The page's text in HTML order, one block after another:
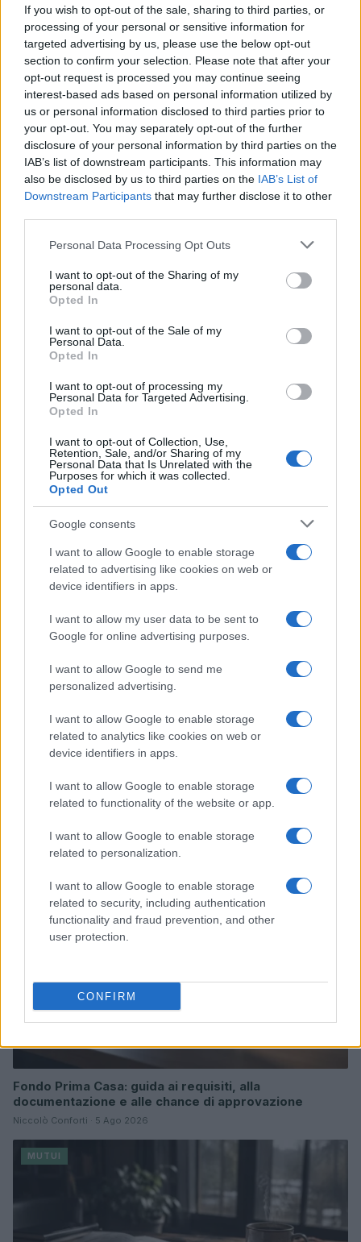
If you wish to opt-out of the sale, sharing to third parties, or
processing of your personal or sensitive information for
targeted advertising by us, please use the below opt-out
section to confirm your selection. Please note that after your
opt-out request is processed you may continue seeing
interest-based ads based on personal information utilized by
us or personal information disclosed to third parties prior to
your opt-out. You may separately opt-out of the further
disclosure of your personal information by third parties on the
IAB’s list of downstream participants. This information may
also be disclosed by us to third parties on the IAB’s List of
Downstream Participants that may further disclose it to other
Please note that this website/app uses one or more Google
not limited to your visit or usage behaviour. You may click to
grant or deny consent to Google and its third-party tags to
use your data for below specified purposes in below Google
consent section.
Personal Data Processing Opt Outs
I want to opt-out of the Sharing of my
personal data.
Opted In
I want to opt-out of the Sale of my
Personal Data.
Opted In
I want to opt-out of processing my
Personal Data for Targeted Advertising.
Opted In
I want to opt-out of Collection, Use,
Retention, Sale, and/or Sharing of my
Personal Data that Is Unrelated with the
Purposes for which it was collected.
Opted Out
Google consents
I want to allow Google to enable storage
related to advertising like cookies on web or
device identifiers in apps.
I want to allow my user data to be sent to
Google for online advertising purposes.
I want to allow Google to send me
personalized advertising.
I want to allow Google to enable storage
related to analytics like cookies on web or
device identifiers in apps.
I want to allow Google to enable storage
related to functionality of the website or app.
I want to allow Google to enable storage
related to personalization.
I want to allow Google to enable storage
related to security, including authentication
functionality and fraud prevention, and other
user protection.
CONFIRM
Differenze tra mutuo fondiario e ipotecario
Il mutuo fondiario si differenzia dal mutuo ipotecario
per la durata, che deve essere superiore ai18 mesi
e per il limite di finanziamento, che non può
superare l’80% del valore dell’immobile. Il mutuo
ipotecario, invece, può essere utilizzato per
ottenere liquidità e ha una durata minima di5 anni
AUTORE
Francesca Galli, fiorentina con formazione
bancaria, prese la decisione di cambiare
Vecchio: oggi cura analisi di mercati e
colonne su risparmio e investimenti. In
trasparenza e conserva l'agenda del primo
impiego in banca.
Fondo Prima Casa: guida ai requisiti, alla
documentazione e alle chance di approvazione
Niccolò Conforti · 5 Ago 2026
MUTUI